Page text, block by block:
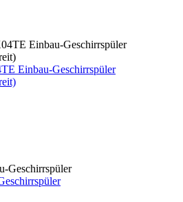
Einbau-Geschirrspüler